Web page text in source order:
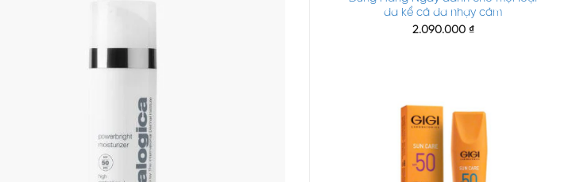
da kể cả da nhạy cảm
2.090.000 ₫